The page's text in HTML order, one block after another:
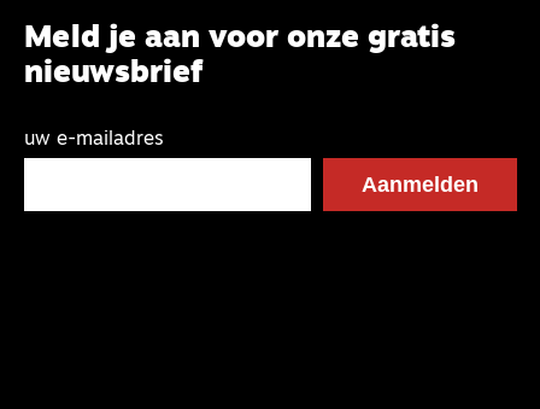
Meld je aan voor onze gratis
nieuwsbrief
uw e-mailadres